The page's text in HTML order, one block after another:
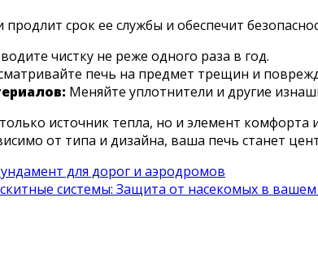
срок ее службы и обеспечит
чистку не реже одного раза в год.
печь на предмет трещин и
Меняйте уплотнители и другие
источник тепла, но и элемент
от типа и дизайна, ваша печь станет
для дорог и аэродромов
системы: Защита от насекомых в